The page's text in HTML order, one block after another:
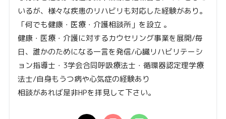
いるが、様々な疾患のリハビリも対応した経験があり。
「何でも健康・医療・介護相談所」を設立 。
健康・医療・介護に対するカウセリング事業を展開/毎
日、誰かのためになる一言を発信/心臓リハビリテーシ
ョン指導士・3学会合同呼吸療法士・循環器認定理学療
法士/自身もうつ病や心気症の経験あり
相談があれば是非HPを拝見して下さい。